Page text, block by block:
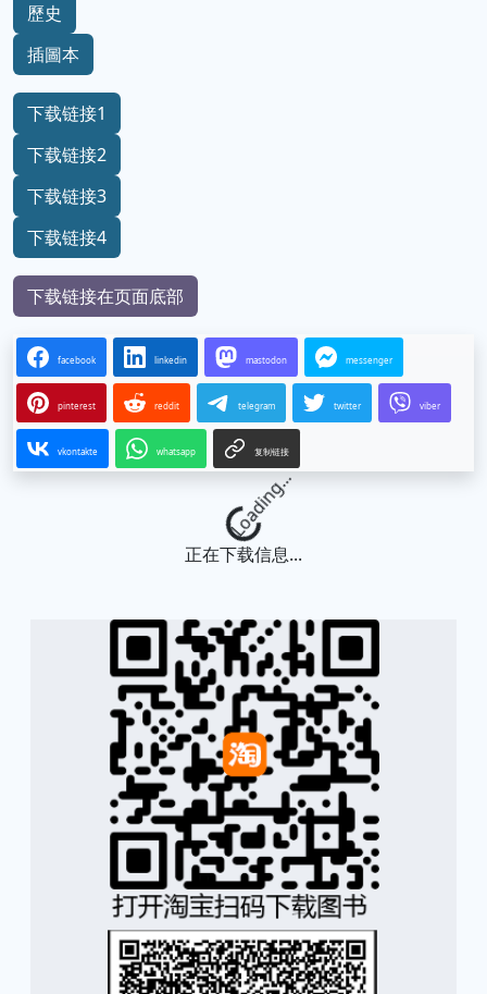
歷史
插圖本
下载链接1
下载链接2
下载链接3
下载链接4
下载链接在页面底部
facebook linkedin mastodon messenger
pinterest reddit telegram twitter viber
vkontakte whatsapp 复制链接
Loading...
正在下载信息...